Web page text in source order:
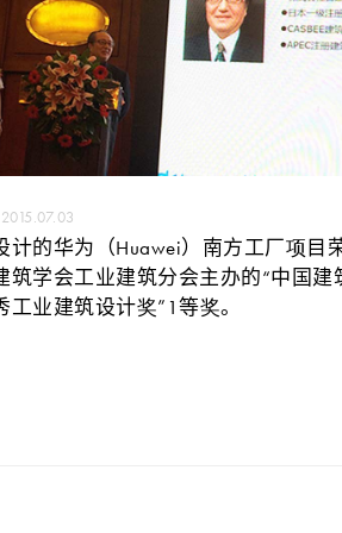
2015.07.03
计的华为（Huawei）南方工厂项目
筑学会工业建筑分会主办的“中国建
工业建筑设计奖”1等奖。